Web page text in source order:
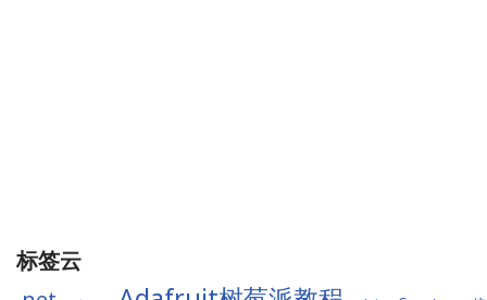
标签云